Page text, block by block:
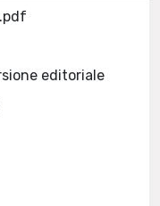
editoriale